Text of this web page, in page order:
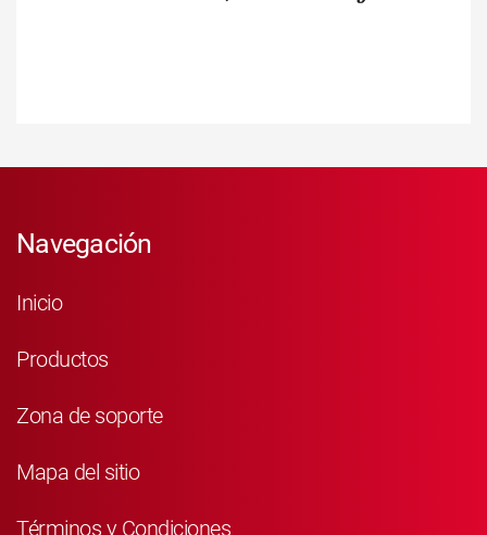
Navegación
Inicio
Productos
Zona de soporte
Mapa del sitio
Términos y Condiciones